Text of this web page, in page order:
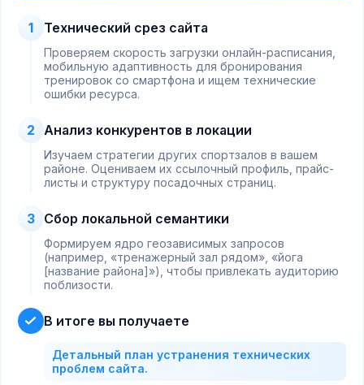
1 Технический срез сайта
Проверяем скорость загрузки онлайн-расписания,
мобильную адаптивность для бронирования
тренировок со смартфона и ищем технические
ошибки ресурса.
2 Анализ конкурентов в локации
Изучаем стратегии других спортзалов в вашем
районе. Оцениваем их ссылочный профиль, прайс-
листы и структуру посадочных страниц.
3 Сбор локальной семантики
Формируем ядро геозависимых запросов
(например, «тренажерный зал рядом», «йога
[название района]»), чтобы привлекать аудиторию
поблизости.
В итоге вы получаете
Детальный план устранения технических
проблем сайта.